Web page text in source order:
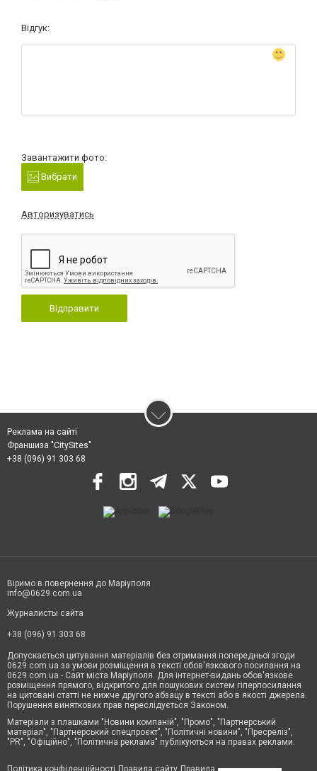
Відгук:
Завантажити фото:
Вибрати
Авторизуватись
Відправити
Реклама на сайті
Франшиза "CitySites"
+38 (096) 91 303 68
Віримо в повернення до Маріуполя
info@0629.com.ua
Журналисты сайта
+38 (096) 91 303 68
Допускається цитування матеріалів без отримання попередньої згоди
0629.com.ua за умови розміщення в тексті обов'язкового посилання на
0629.com.ua - Сайт міста Маріуполя. Для інтернет-видань обов'язкове
розміщення прямого, відкритого для пошукових систем гіперпосилання
на цитовані статті не нижче другого абзацу в тексті або в якості джерела.
Порушення виняткових прав переслідується Законом.
Матеріали з плашками "Новини компаній", "Промо", "Партнерський
матеріал", "Партнерський спецпроєкт", "Політичні новини", "Пресреліз",
"PR", "Офіційно", "Політична реклама" публікуються на правах реклами.